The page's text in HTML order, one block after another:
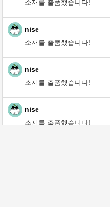
nise
소재를 출품했습니다!
nise
소재를 출품했습니다!
nise
소재를 출품했습니다!